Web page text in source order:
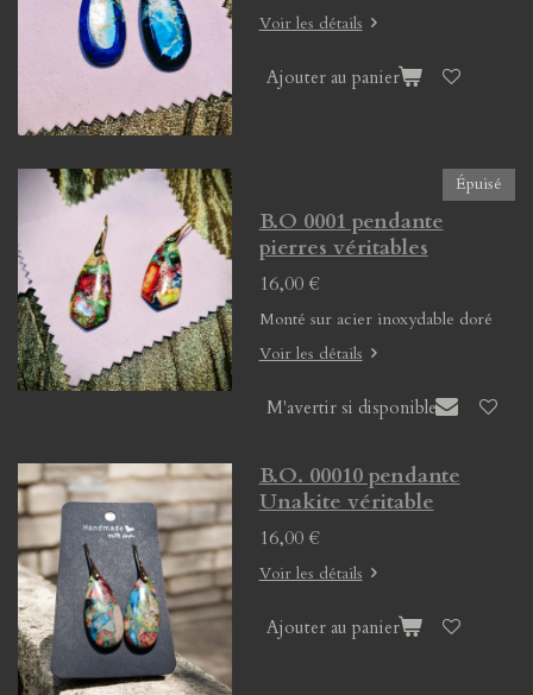
Voir les détails
Ajouter au panier
Épuisé
B.O 0001 pendante
pierres véritables
16,00 €
Monté sur acier inoxydable doré
Voir les détails
M'avertir si disponible
B.O. 00010 pendante
Unakite véritable
16,00 €
Voir les détails
Ajouter au panier